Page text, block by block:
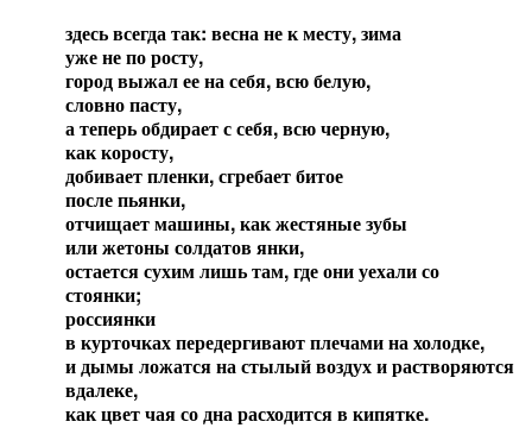
здесь всегда так: весна не к месту, зима
уже не по росту,
город выжал ее на себя, всю белую,
словно пасту,
а теперь обдирает с себя, всю черную,
как коросту,
добивает пленки, сгребает битое
после пьянки,
отчищает машины, как жестяные зубы
или жетоны солдатов янки,
остается сухим лишь там, где они уехали со
стоянки;
россиянки
в курточках передергивают плечами на холодке,
и дымы ложатся на стылый воздух и растворяются
вдалеке,
как цвет чая со дна расходится в кипятке.